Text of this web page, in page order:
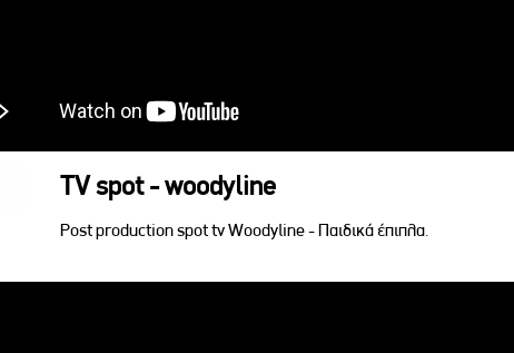
TV spot - woodyline
Post production spot tv Woodyline - Παιδικά έπιπλα.